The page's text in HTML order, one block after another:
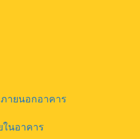
ายนอกอาคาร
ในอาคาร